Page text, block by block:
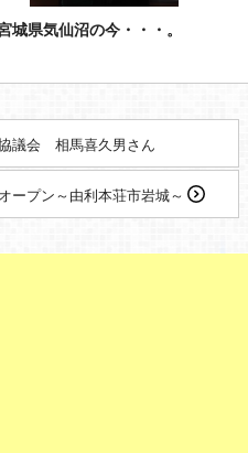
城県気仙沼の今・・・。
議会 相馬喜久男さん
プン～由利本荘市岩城～